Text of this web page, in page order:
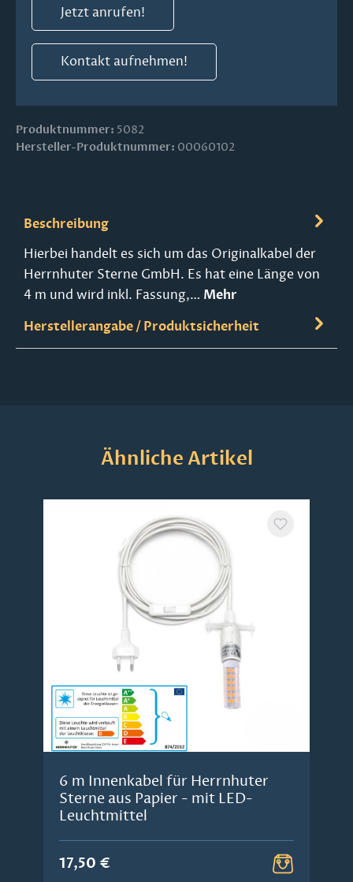
Jetzt anrufen!
Kontakt aufnehmen!
Produktnummer: 5082
Hersteller-Produktnummer: 00060102
Beschreibung
Hierbei handelt es sich um das Originalkabel der
Herrnhuter Sterne GmbH. Es hat eine Länge von
4 m und wird inkl. Fassung,… Mehr
Herstellerangabe / Produktsicherheit
Produktgalerie überspringen
Ähnliche Artikel
6 m Innenkabel für Herrnhuter
Sterne aus Papier - mit LED-
Leuchtmittel
17,50 €